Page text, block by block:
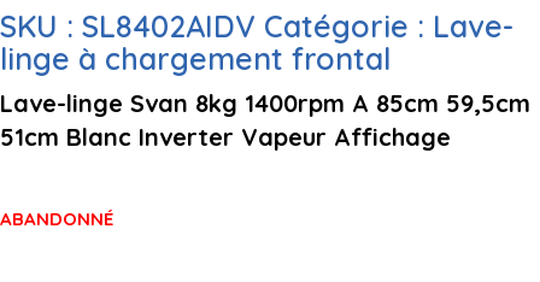
SKU : SL8402AIDV Catégorie : Lave-
linge à chargement frontal
Lave-linge Svan 8kg 1400rpm A 85cm 59,5cm
51cm Blanc Inverter Vapeur Affichage
ABANDONNÉ